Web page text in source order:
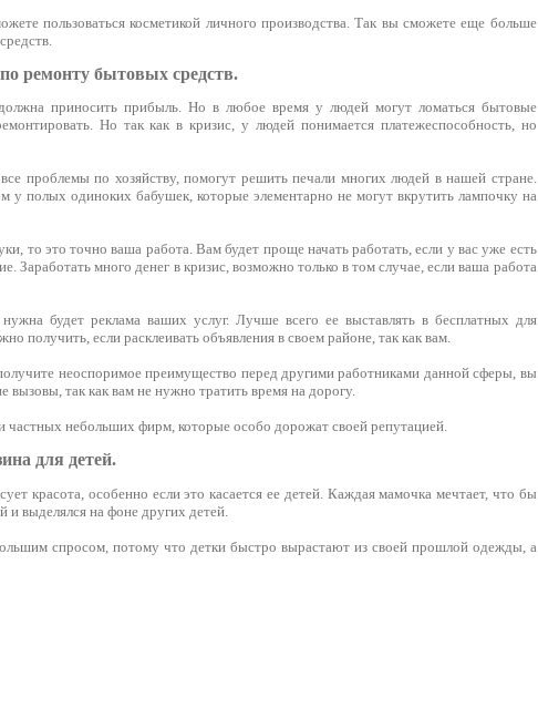
пользоваться косметикой личного производства. Так вы сможете еще больше
ремонту бытовых средств.
приносить прибыль. Но в любое время у людей могут ломаться бытовые
Но так как в кризис, у людей понимается платежеспособность, но
проблемы по хозяйству, помогут решить печали многих людей в нашей стране.
у полых одиноких бабушек, которые элементарно не могут вкрутить лампочку на
то это точно ваша работа. Вам будет проще начать работать, если у вас уже есть
Заработать много денег в кризис, возможно только в том случае, если ваша работа
будет реклама ваших услуг. Лучше всего ее выставлять в бесплатных для
получить, если расклеивать объявления в своем районе, так как вам.
неоспоримое преимущество перед другими работниками данной сферы, вы
так как вам не нужно тратить время на дорогу.
частных небольших фирм, которые особо дорожат своей репутацией.
для детей.
красота, особенно если это касается ее детей. Каждая мамочка мечтает, что бы
выделялся на фоне других детей.
спросом, потому что детки быстро вырастают из своей прошлой одежды, а